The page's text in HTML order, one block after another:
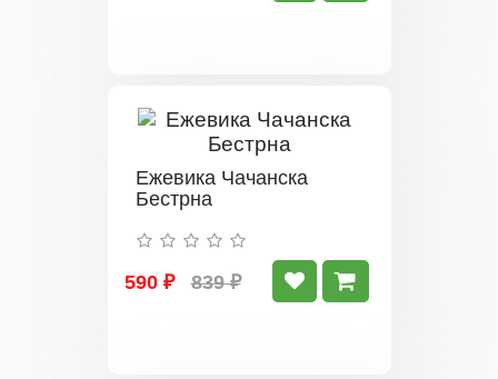
Ежевика Чачанска
Бестрна
590 ₽ 839 ₽